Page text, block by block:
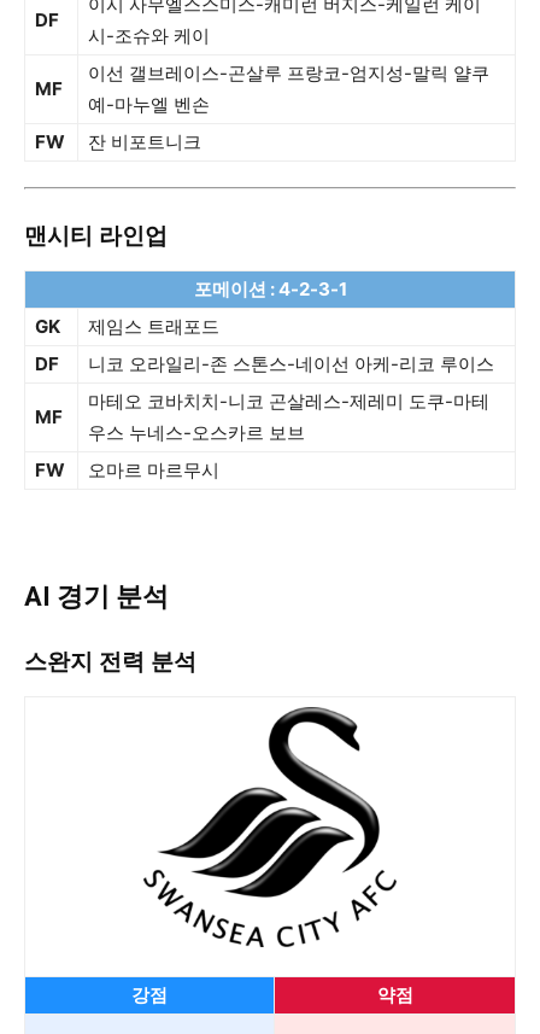
DF
시-조슈와 케이
MF
이선 갤브레이스-곤살루 프랑코-엄지성-말릭 얄쿠
예-마누엘 벤손
FW
잔 비포트니크
맨시티 라인업
포메이션 : 4-2-3-1
GK
제임스 트래포드
DF
니코 오라일리-존 스톤스-네이선 아케-리코 루이스
MF
마테오 코바치치-니코 곤살레스-제레미 도쿠-마테
우스 누네스-오스카르 보브
FW
오마르 마르무시
AI 경기 분석
스완지 전력 분석
강점 약점